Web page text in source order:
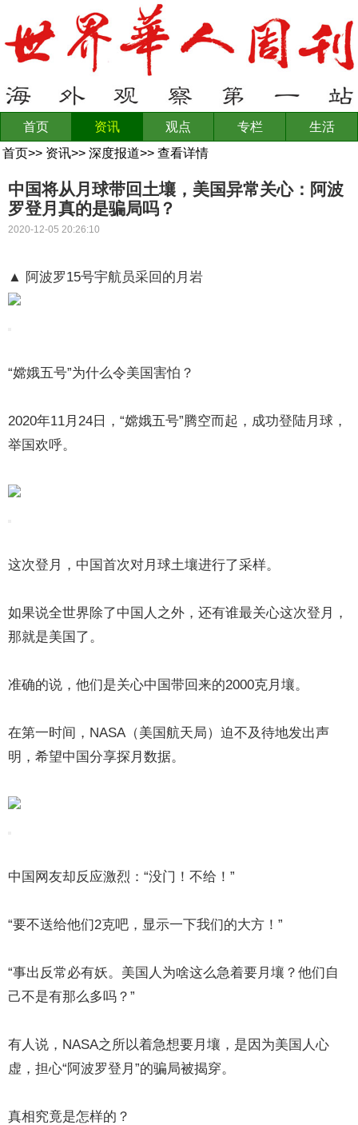
首页 资讯 观点 专栏
生活
首页>> 资讯>> 深度报道>> 查看详情
中国将从月球带回土壤，美国异常关心：阿波
罗登月真的是骗局吗？
2020-12-05 20:26:10
▲ 阿波罗15号宇航员采回的月岩
“嫦娥五号”为什么令美国害怕？
2020年11月24日，“嫦娥五号”腾空而起，成功登陆月球，
举国欢呼。
这次登月，中国首次对月球土壤进行了采样。
如果说全世界除了中国人之外，还有谁最关心这次登月，
那就是美国了。
准确的说，他们是关心中国带回来的2000克月壤。
在第一时间，NASA（美国航天局）迫不及待地发出声
明，希望中国分享探月数据。
中国网友却反应激烈：“没门！不给！”
“要不送给他们2克吧，显示一下我们的大方！”
“事出反常必有妖。美国人为啥这么急着要月壤？他们自
己不是有那么多吗？”
有人说，NASA之所以着急想要月壤，是因为美国人心
虚，担心“阿波罗登月”的骗局被揭穿。
真相究竟是怎样的？